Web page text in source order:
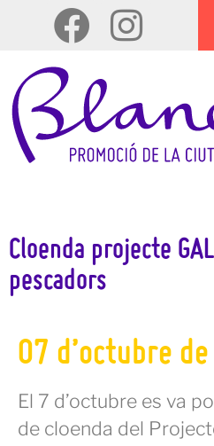
Cloenda projecte
pescadors
07 d’octubre
El 7 d’octubre es va
de cloenda del